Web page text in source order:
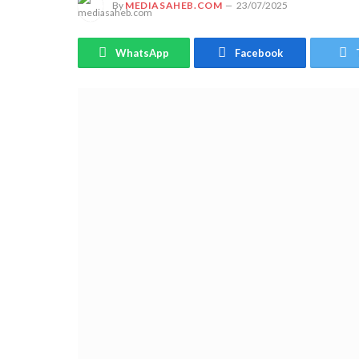
By MEDIASAHEB.COM 23/07/2025
WhatsApp Facebook